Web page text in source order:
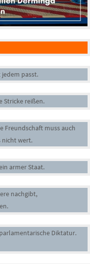
passt.
Stricke reißen.
Freundschaft muss auch
nicht wert.
armer Staat.
nachgibt,
Diktatur.